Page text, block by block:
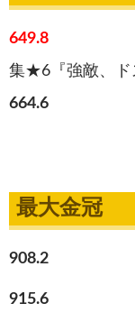
649.8
集★6『強敵、ド
664.6
最大金冠
908.2
915.6